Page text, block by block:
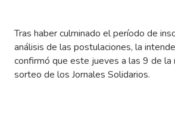
Tras haber culminado el período de
análisis de las postulaciones, la
confirmó que este jueves a las 9 de la
sorteo de los Jornales Solidarios.